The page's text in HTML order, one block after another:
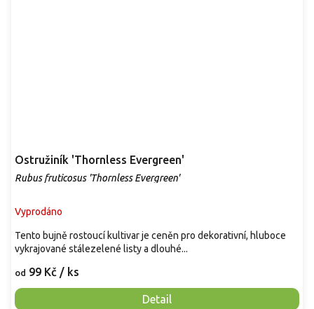
Ostružiník 'Thornless Evergreen'
Rubus fruticosus 'Thornless Evergreen'
Vyprodáno
od 99 Kč / ks
Detail
Tento bujně rostoucí kultivar je ceněn pro dekorativní, hluboce
vykrajované stálezelené listy a dlouhé...